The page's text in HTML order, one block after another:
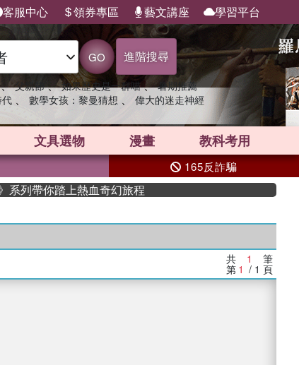
客服中心 領券專區 藝文講座 學習平台
GO 進階搜尋
、 父親節 、 如果歷史是一群喵 、 暑期推薦
、 數學女孩：黎曼猜想 、 偉大的迷走神經
文具選物 漫畫 教科考用
165反詐騙
列帶你踏上熱血奇幻旅程
共 1 筆
第 1 / 1 頁